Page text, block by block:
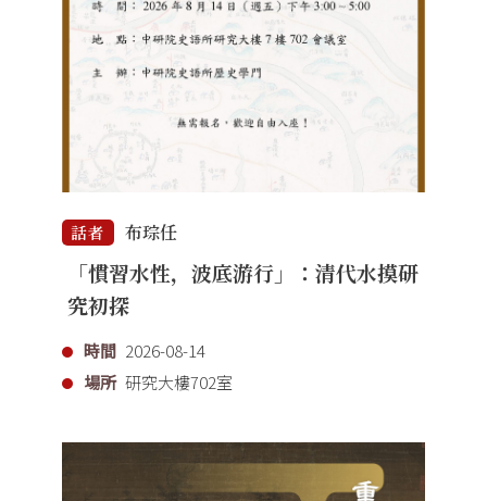
話者 布琮任
「慣習水性，波底游行」：清代水摸研
究初探
時間 2026-08-14
場所 研究大樓702室